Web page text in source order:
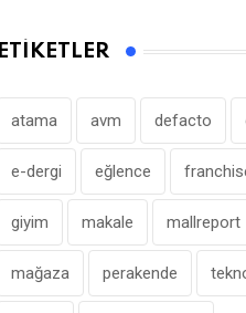
ETIKETLER
atama avm defacto
e-dergi eğlence
giyim makale mallreport
mağaza perakende